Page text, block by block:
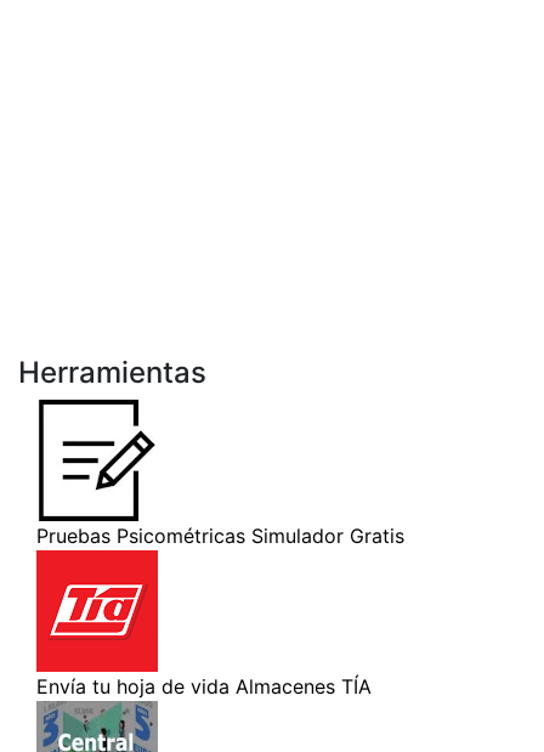
Herramientas